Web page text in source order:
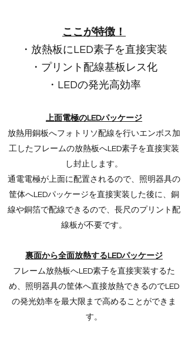
ここが特徴！
・放熱板にLED素子を直接実装
・プリント配線基板レス化
・LEDの発光高効率
上面電極のLEDパッケージ
放熱用銅板へフォトリソ配線を行いエンボス加
工したフレームの放熱板へLED素子を直接実装
し封止します。
通電電極が上面に配置されるので、照明器具の
筐体へLEDパッケージを直接実装した後に、銅
線や銅箔で配線できるので、長尺のプリント配
線板が不要です。
裏面から全面放熱するLEDパッケージ
フレーム放熱板へLED素子を直接実装するた
め、照明器具の筐体へ直接放熱できるのでLED
の発光効率を最大限まで高めることができま
す。